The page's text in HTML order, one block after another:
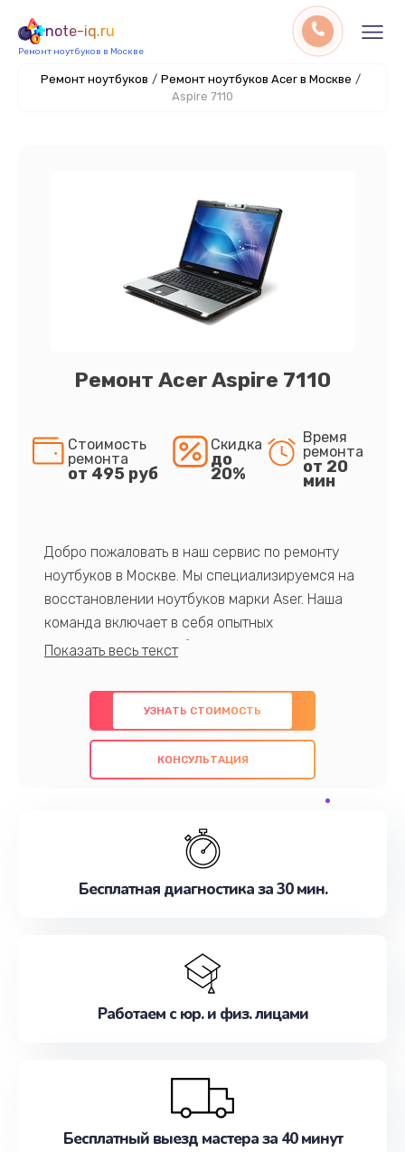
note-iq.ru
Ремонт ноутбуков в Москве
Ремонт ноутбуков / Ремонт ноутбуков Acer в Москве /
Aspire 7110
Ремонт Acer Aspire 7110
Стоимость
ремонта
от 495 руб
Скидка
до
20%
Время
ремонта
от 20
мин
Добро пожаловать в наш сервис по ремонту
ноутбуков в Москве. Мы специализируемся на
восстановлении ноутбуков марки Aser. Наша
команда включает в себя опытных
профессионалов с обширными знаниями и
предлагаем быстрый и качественный ремонт с
использованием оригинальных компонентов, а
также гарантируем качество всех
проведенных работ. Наша цель - предоставить
наилучшим образом. Не медлите записаться на
УЗНАТЬ СТОИМОСТЬ
КОНСУЛЬТАЦИЯ
Бесплатная диагностика за 30 мин.
Работаем с юр. и физ. лицами
Бесплатный выезд мастера за 40 минут